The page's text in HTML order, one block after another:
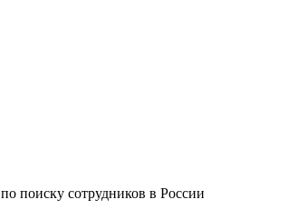
по поиску сотрудников в России